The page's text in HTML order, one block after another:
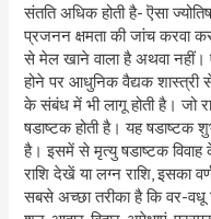
संतति अधिक होती है- ऎसा
प्रजनन क्षमता की जांच करवा
से मेल खाने वाला है अथवा
होने पर आधुनिक वैद्यक शास्त्री
के संबंध में भी लागू होती है। जो
षडाष्टक होती है। यह षडाष्टक
है। इसमें से मृत्यु षडाष्टक
राशि देखें या लग्न राशि, इसका
सबसे अच्छा तरीका है कि वर-वधू